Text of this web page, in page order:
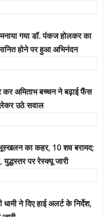
गया डॉ. पंकज होलकर का
होने पर हुआ अभिनंदन
अमिताभ बच्चन ने बढ़ाई फैंस
उठे सवाल
भूस्खलन का कहर, 10 शव बरामद;
पर रेस्क्यू जारी
ने दिए हाई अलर्ट के निर्देश,